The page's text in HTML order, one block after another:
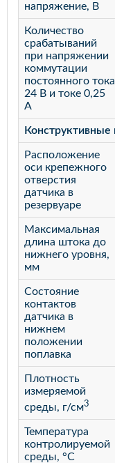
напряжение, В
Количество
срабатываний
при напряжении
коммутации
постоянного тока
24 В и токе 0,25
А
Расположение
оси крепежного
отверстия
датчика в
резервуаре
Максимальная
длина штока до
нижнего уровня,
мм
Состояние
контактов
датчика в
нижнем
положении
поплавка
Плотность
измеряемой
среды, г/см3
Температура
контролируемой
среды, °С